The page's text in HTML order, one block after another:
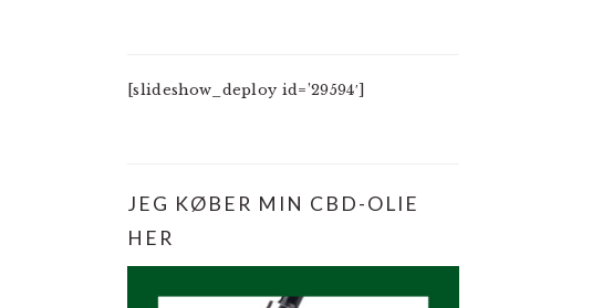
[slideshow_deploy id=’29594′]
JEG KØBER MIN CBD-OLIE
HER